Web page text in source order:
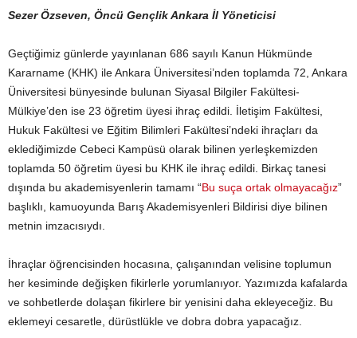
Sezer Özseven, Öncü Gençlik Ankara İl Yöneticisi
Geçtiğimiz günlerde yayınlanan 686 sayılı Kanun Hükmünde
Kararname (KHK) ile Ankara Üniversitesi’nden toplamda 72, Ankara
Üniversitesi bünyesinde bulunan Siyasal Bilgiler Fakültesi-
Mülkiye’den ise 23 öğretim üyesi ihraç edildi. İletişim Fakültesi,
Hukuk Fakültesi ve Eğitim Bilimleri Fakültesi’ndeki ihraçları da
eklediğimizde Cebeci Kampüsü olarak bilinen yerleşkemizden
toplamda 50 öğretim üyesi bu KHK ile ihraç edildi. Birkaç tanesi
dışında bu akademisyenlerin tamamı “Bu suça ortak olmayacağız”
başlıklı, kamuoyunda Barış Akademisyenleri Bildirisi diye bilinen
metnin imzacısıydı.
İhraçlar öğrencisinden hocasına, çalışanından velisine toplumun
her kesiminde değişken fikirlerle yorumlanıyor. Yazımızda kafalarda
ve sohbetlerde dolaşan fikirlere bir yenisini daha ekleyeceğiz. Bu
eklemeyi cesaretle, dürüstlükle ve dobra dobra yapacağız.